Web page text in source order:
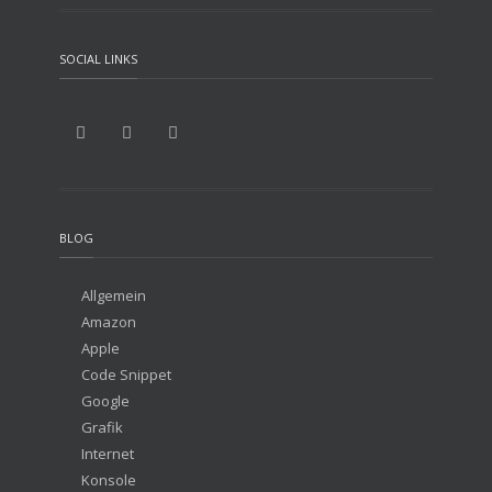
SOCIAL LINKS
BLOG
Allgemein
Amazon
Apple
Code Snippet
Google
Grafik
Internet
Konsole